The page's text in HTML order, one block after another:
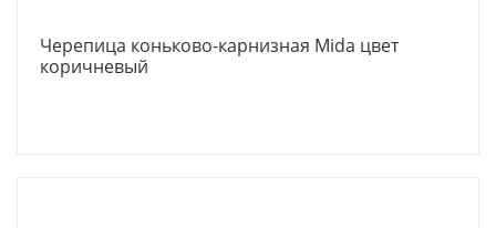
Черепица коньково-карнизная Mida цвет
коричневый